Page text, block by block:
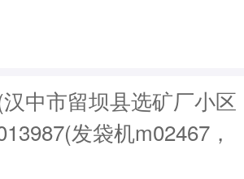
中市留坝县选矿厂小区
发袋机m02467，